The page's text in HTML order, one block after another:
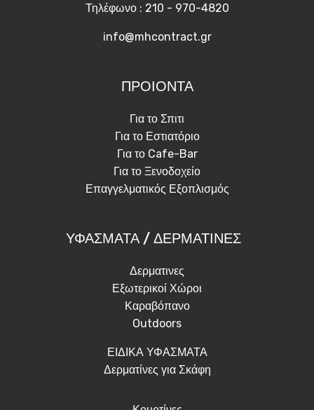
Τηλέφωνο : 210 - 970-4820
info@mhcontract.gr
ΠΡΟΙΟΝΤΑ
Για το Σπιτι
Για το Εστιατόριο
Για το Cafe-Bar
Για το Ξενοδοχείο
Επαγγελματικός Εξοπλισμός
ΥΦΑΣΜΑΤΑ / ΔΕΡΜΑΤΙΝΕΣ
Δερματινες
Εξωτερικοί Χώροι
Καραβόπανο
Outdoors
ΕΙΔΙΚΑ ΥΦΑΣΜΑΤΑ
Δερματίνες για Σκάφη